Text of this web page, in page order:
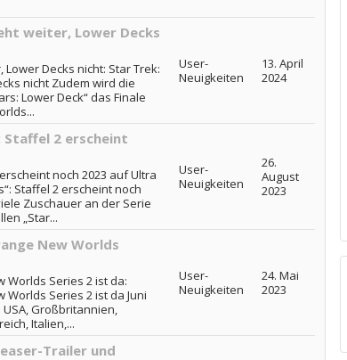
weiter, Lower Decks
Decks nicht: Star Trek:
nicht Zudem wird die
Lower Deck“ das Finale
User-
Neuigkeiten
13. April
2024
Staffel 2 erscheint
noch 2023 auf Ultra
Staffel 2 erscheint noch
Zuschauer an der Serie
„Star...
User-
Neuigkeiten
26.
August
2023
New Worlds
Worlds Series 2 ist da:
Series 2 ist da Juni
Großbritannien,
Italien,...
User-
Neuigkeiten
24. Mai
2023
Trailer und